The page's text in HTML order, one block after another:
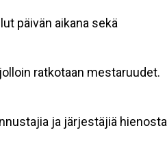
päivän aikana sekä
ratkotaan mestaruudet.
ja järjestäjiä hienosta